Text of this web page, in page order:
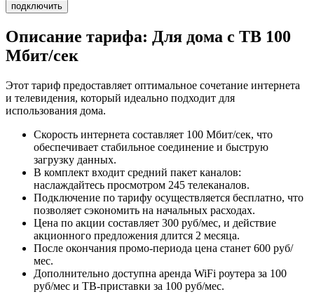
подключить
Описание тарифа: Для дома с ТВ 100
Мбит/сек
Этот тариф предоставляет оптимальное сочетание интернета
и телевидения, который идеально подходит для
использования дома.
Скорость интернета составляет 100 Мбит/сек, что
обеспечивает стабильное соединение и быструю
загрузку данных.
В комплект входит средний пакет каналов:
наслаждайтесь просмотром 245 телеканалов.
Подключение по тарифу осуществляется бесплатно, что
позволяет сэкономить на начальных расходах.
Цена по акции составляет 300 руб/мес, и действие
акционного предложения длится 2 месяца.
После окончания промо-периода цена станет 600 руб/
мес.
Дополнительно доступна аренда WiFi роутера за 100
руб/мес и ТВ-приставки за 100 руб/мес.